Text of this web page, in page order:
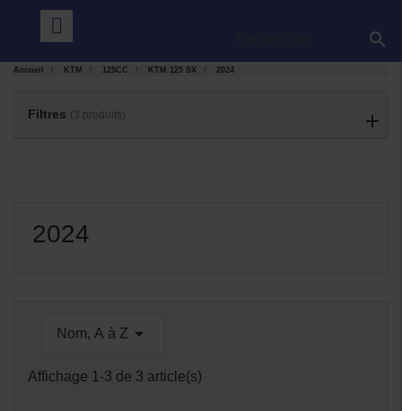

Accueil KTM 125CC KTM 125 SX 2024
Filtres (3 produits)
2024
Nom, A à Z 
Affichage 1-3 de 3 article(s)